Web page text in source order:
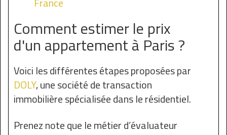
Comment estimer le prix
d'un appartement à Paris ?
Voici les différentes étapes proposées par
DOLY, une société de transaction
immobilière spécialisée dans le résidentiel.
Prenez note que le métier d’évaluateur